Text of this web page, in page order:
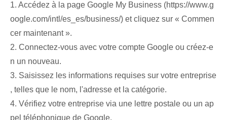
1. Accédez à la page Google My Business (https://www.g
oogle.com/intl/es_es/business/)‍ et‌ cliquez sur⁣ « Commen
cer maintenant ».
2. Connectez-vous avec votre compte Google ou créez-e
n un nouveau.
3. Saisissez les informations requises sur votre entreprise
⁤, telles que le nom, l'adresse et la catégorie.
4. Vérifiez votre entreprise via une lettre postale ou un ap
pel téléphonique de Google.